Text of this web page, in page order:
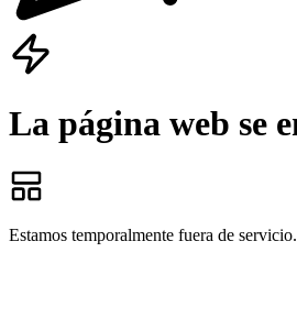
La página web se
Estamos temporalmente fuera de